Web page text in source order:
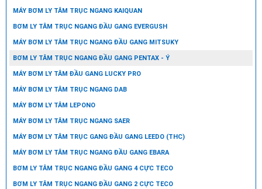
MÁY BƠM LY TÂM TRỤC NGANG KAIQUAN
BƠM LY TÂM TRỤC NGANG ĐẦU GANG EVERGUSH
MÁY BƠM LY TÂM TRỤC NGANG ĐẦU GANG MITSUKY
BƠM LY TÂM TRỤC NGANG ĐẦU GANG PENTAX - Ý
MÁY BƠM LY TÂM ĐẦU GANG LUCKY PRO
MÁY BƠM LY TÂM TRỤC NGANG DAB
MÁY BƠM LY TÂM LEPONO
MÁY BƠM LY TÂM TRỤC NGANG SAER
MÁY BƠM LY TÂM TRỤC GANG ĐẦU GANG LEEDO (THC)
MÁY BƠM LY TÂM TRỤC NGANG ĐẦU GANG EBARA
BƠM LY TÂM TRỤC NGANG ĐẦU GANG 4 CỰC TECO
BƠM LY TÂM TRỤC NGANG ĐẦU GANG 2 CỰC TECO